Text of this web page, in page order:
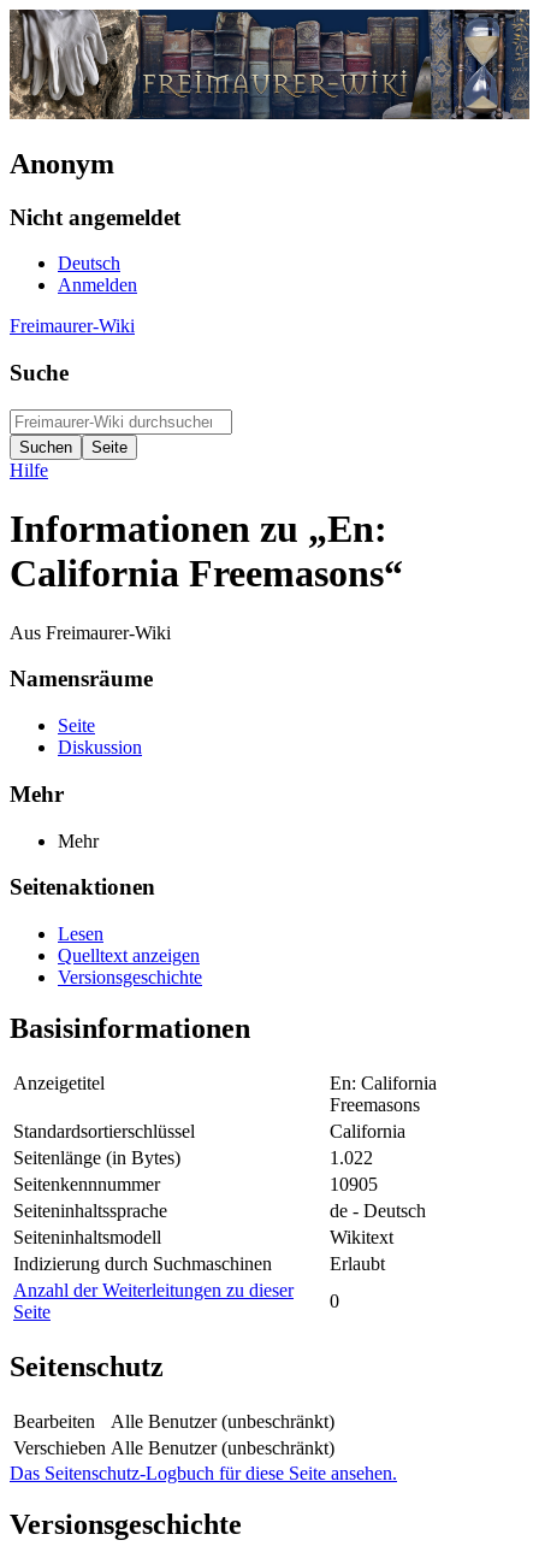
Anonym
Nicht angemeldet
Deutsch
Anmelden
Freimaurer-Wiki
Suche
Hilfe
Informationen zu „En:
California Freemasons“
Aus Freimaurer-Wiki
Namensräume
Seite
Diskussion
Mehr
Mehr
Seitenaktionen
Lesen
Quelltext anzeigen
Versionsgeschichte
Basisinformationen
Anzeigetitel
En: California
Freemasons
Standardsortierschlüssel
California
Seitenlänge (in Bytes)
1.022
Seitenkennnummer
10905
Seiteninhaltssprache
de - Deutsch
Seiteninhaltsmodell
Wikitext
Indizierung durch Suchmaschinen
Erlaubt
Anzahl der Weiterleitungen zu dieser
Seite
0
Seitenschutz
Bearbeiten
Alle Benutzer (unbeschränkt)
Verschieben Alle Benutzer (unbeschränkt)
Das Seitenschutz-Logbuch für diese Seite ansehen.
Versionsgeschichte